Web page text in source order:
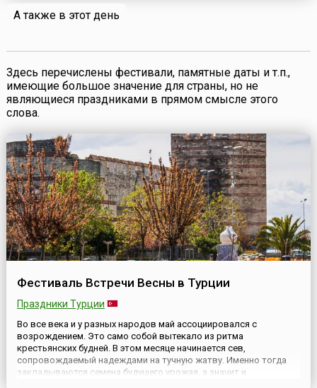
Наполеона III, племянника Наполеона Бонапарта, и
А также в этот день
Здесь перечислены фестивали, памятные даты и т.п.,
имеющие большое значение для страны, но не
являющиеся праздниками в прямом смысле этого
слова.
Фестиваль Встречи Весны в Турции
Праздники Турции
Во все века и у разных народов май ассоциировался с
возрождением. Это само собой вытекало из ритма
крестьянских будней. В этом месяце начинается сев,
сопровождаемый надеждами на тучную жатву. Именно тогда
закладываются семена будущего урожая, а значит и